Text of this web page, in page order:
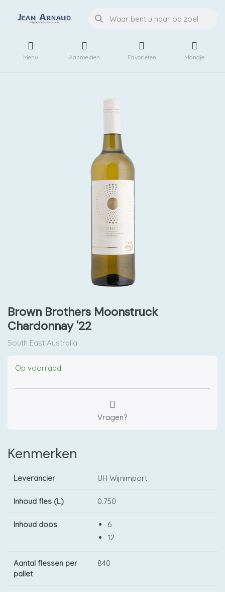
Menu Aanmelden Favorieten Mandje
Brown Brothers Moonstruck
Chardonnay '22
South East Australia
Op voorraad
Vragen?
Kenmerken
Leverancier UH Wijnimport
Inhoud fles (L) 0.750
Inhoud doos
6
12
Aantal flessen per
pallet
840